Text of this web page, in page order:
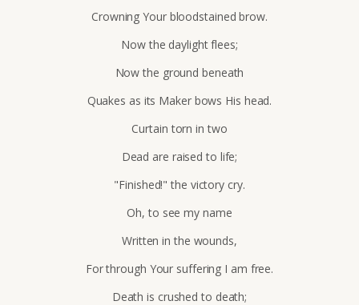
Crowning Your bloodstained brow.
Now the daylight flees;
Now the ground beneath
Quakes as its Maker bows His head.
Curtain torn in two
Dead are raised to life;
"Finished!" the victory cry.
Oh, to see my name
Written in the wounds,
For through Your suffering I am free.
Death is crushed to death;